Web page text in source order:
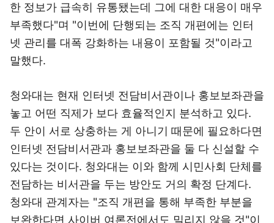
한 정보가 급속히 유통됐는데 그에 대한 대응이 매우
부족했다"며 "이번에 단행되는 조직 개편에는 인터
넷 관리를 대폭 강화하는 내용이 포함될 것"이라고
말했다.
청와대는 현재 인터넷 전담비서관이나 홍보보좌관을
놓고 어떤 직제가 보다 효율적인지 분석하고 있다.
두 안이 서로 상충하는 게 아니기 때문에 필요하다면
인터넷 전담비서관과 홍보보좌관을 둘 다 신설할 수
있다는 것이다. 청와대는 이와 함께 시민사회 단체를
전담하는 비서관을 두는 방안도 거의 확정 단계다.
청와대 관계자는 "조직 개편을 통해 부족한 부분을
보완한다면 사이버 여론전에서도 밀리지 않을 것"이